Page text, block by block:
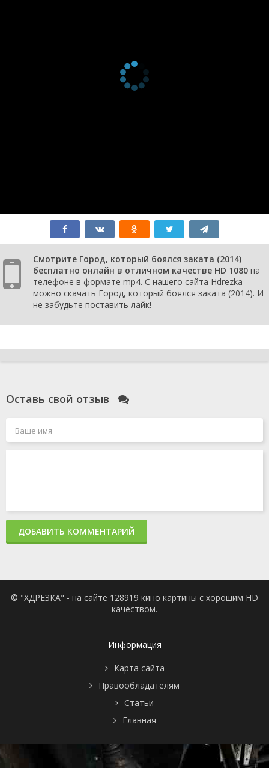
Смотрите Город, который боялся заката (2014)
бесплатно онлайн в отличном качестве HD 1080 на
телефоне в формате mp4. С нашего сайта Hdrezka
можно скачать Город, который боялся заката (2014). И
не забудьте поставить лайк!
Оставь свой отзыв
ДОБАВИТЬ КОММЕНТАРИЙ
© "ХДРЕЗКА" - на сайте 128919 кино картины с хорошим HD
качеством.
Информация
Карта сайта
Правообладателям
Статьи
Главная